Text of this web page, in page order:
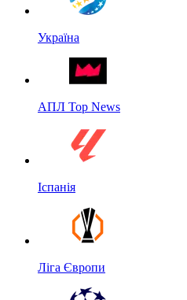
Україна
АПЛ Top News
Іспанія
Ліга Європи